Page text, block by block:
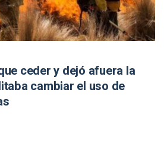
ceder y dejó afuera la
cambiar el uso de